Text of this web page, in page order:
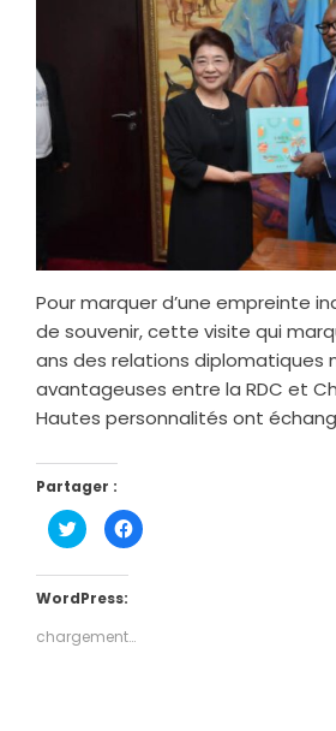
Pour marquer d’une empreinte
de souvenir, cette visite qui
ans des relations diplomatiques
avantageuses entre la RDC et
Hautes personnalités ont
Partager :
Cliquez
pour
partager
Twitter(ouvre
dans
nouvelle
fenêtre)
Cliquez
pour
fenêtre)
WordPress:
chargement…